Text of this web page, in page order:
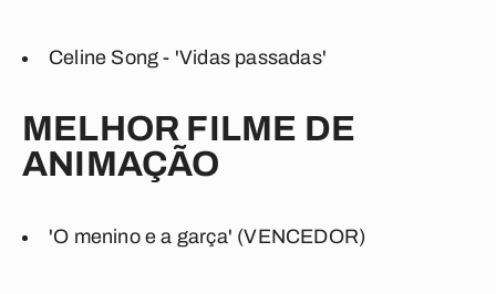
Celine Song - 'Vidas passadas'
MELHOR FILME DE
ANIMAÇÃO
'O menino e a garça' (VENCEDOR)